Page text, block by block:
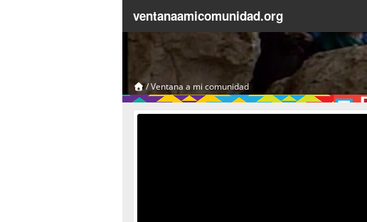
ventanaamicomunidad.org
/Ventana a mi comunidad